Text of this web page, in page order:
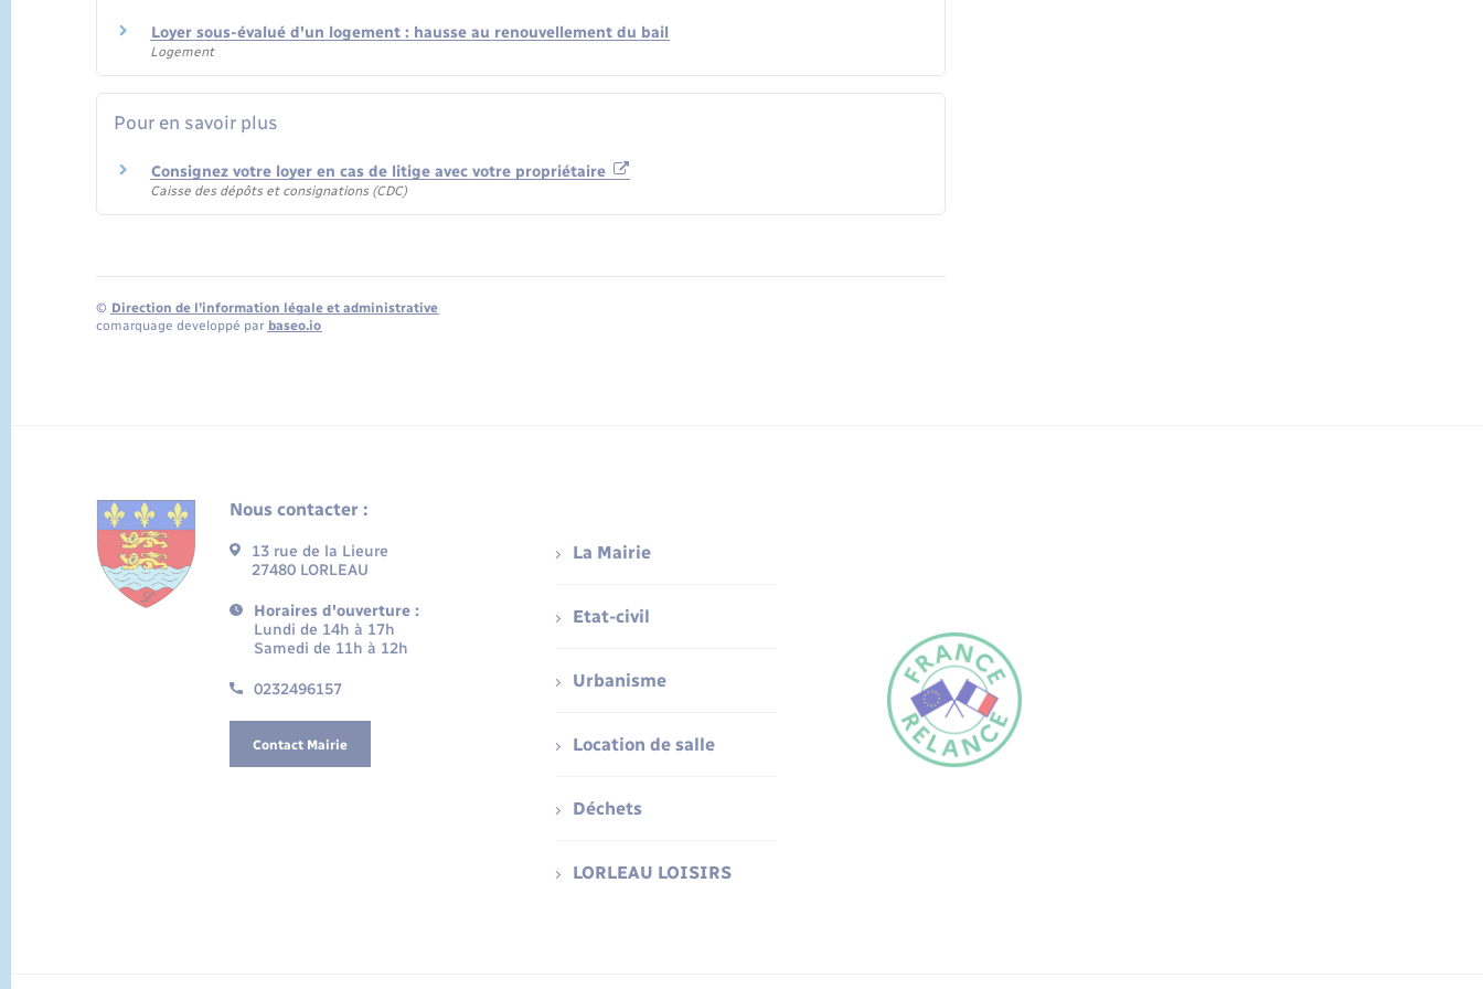
Loyer sous-évalué d'un logement : hausse au renouvellement du bail
Logement
Pour en savoir plus
Consignez votre loyer en cas de litige avec votre propriétaire
Caisse des dépôts et consignations (CDC)
© Direction de l’information légale et administrative
comarquage developpé par baseo.io
Nous contacter :
13 rue de la Lieure
27480 LORLEAU
Horaires d'ouverture :
Lundi de 14h à 17h
Samedi de 11h à 12h
0232496157
Contact Mairie
La Mairie
Etat-civil
Urbanisme
Location de salle
Déchets
LORLEAU LOISIRS